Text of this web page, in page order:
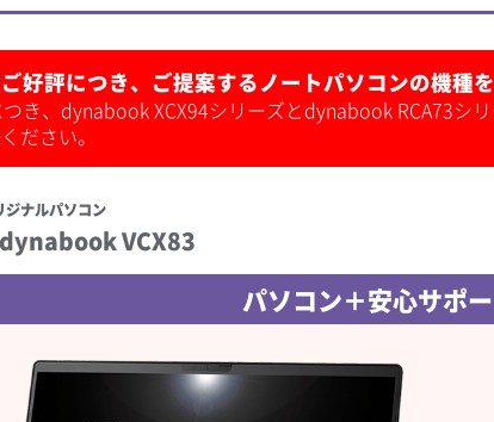
好評につき、ご提案するノートパソコンの機種
き、dynabook XCX94シリーズとdynabook RCA73シ
ださい。
ジナルパソコン
dynabook VCX83
パソコン＋安心サポ